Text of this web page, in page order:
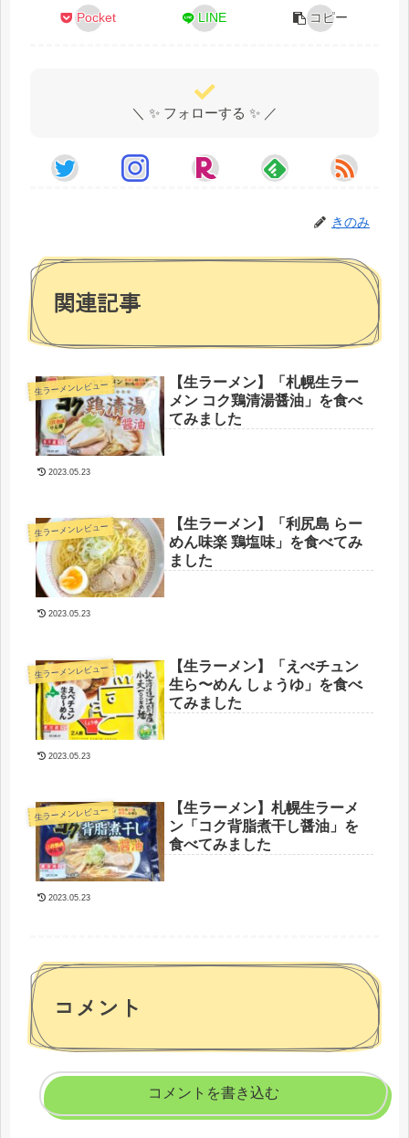
Pocket LINE コピー
＼ ✨ フォローする ✨ ／
きのみ
関連記事
生ラーメンレビュー
【生ラーメン】「札幌生ラー
メン コク鶏清湯醤油」を食べ
てみました
2023.05.23
生ラーメンレビュー
【生ラーメン】「利尻島 らー
めん味楽 鶏塩味」を食べてみ
ました
2023.05.23
生ラーメンレビュー
【生ラーメン】「えべチュン
生ら〜めん しょうゆ」を食べ
てみました
2023.05.23
生ラーメンレビュー
【生ラーメン】札幌生ラーメ
ン「コク背脂煮干し醤油」を
食べてみました
2023.05.23
コメント
コメントを書き込む